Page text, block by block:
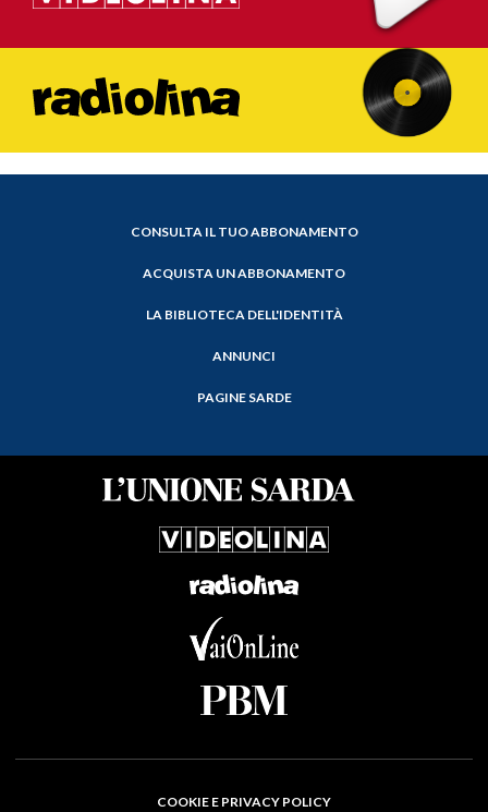
CONSULTA IL TUO ABBONAMENTO
ACQUISTA UN ABBONAMENTO
LA BIBLIOTECA DELL'IDENTITÀ
ANNUNCI
PAGINE SARDE
COOKIE E PRIVACY POLICY